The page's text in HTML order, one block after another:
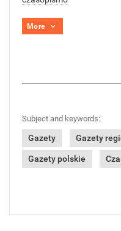
More
Subject and keywords:
Gazety Gazety
Gazety polskie